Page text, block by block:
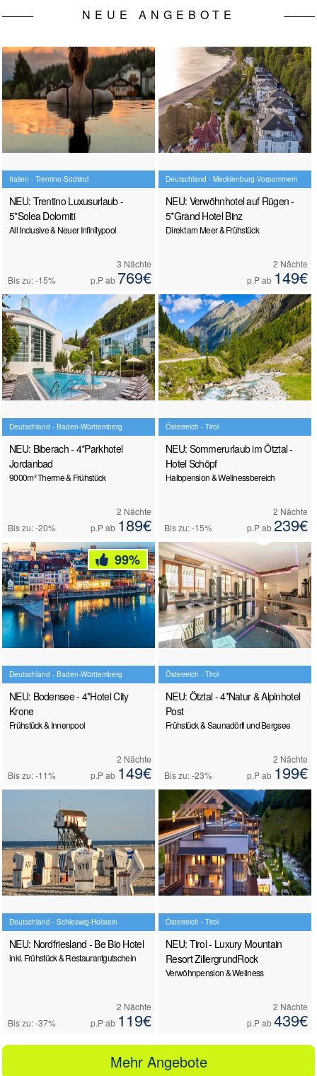
NEUE ANGEBOTE
Italien - Trentino-Südtirol
NEU: Trentino Luxusurlaub -
5*Solea Dolomiti
All Inclusive & Neuer Infinitypool
Bis zu: -15%
3 Nächte
p.P ab 769€
Deutschland - Mecklenburg-Vorpommern
NEU: Verwöhnhotel auf Rügen -
5*Grand Hotel Binz
Direkt am Meer & Frühstück
2 Nächte
p.P ab 149€
Deutschland - Baden-Württemberg
NEU: Biberach - 4*Parkhotel
Jordanbad
9000m² Therme & Frühstück
Bis zu: -20%
2 Nächte
p.P ab 189€
Österreich - Tirol
NEU: Sommerurlaub im Ötztal -
Hotel Schöpf
Halbpension & Wellnessbereich
Bis zu: -15%
2 Nächte
p.P ab 239€
Deutschland - Baden-Württemberg
NEU: Bodensee - 4*Hotel City
Krone
Frühstück & Innenpool
Bis zu: -11%
2 Nächte
p.P ab 149€
99%
Österreich - Tirol
NEU: Ötztal - 4*Natur & Alpinhotel
Post
Frühstück & Saunadörfl und Bergsee
Bis zu: -23%
2 Nächte
p.P ab 199€
Deutschland - Schleswig-Holstein
NEU: Nordfriesland - Be Bio Hotel
inkl. Frühstück & Restaurantgutschein
Bis zu: -37%
2 Nächte
p.P ab 119€
Österreich - Tirol
NEU: Tirol - Luxury Mountain
Resort ZillergrundRock
Verwöhnpension & Wellness
2 Nächte
p.P ab439€
Mehr Angebote